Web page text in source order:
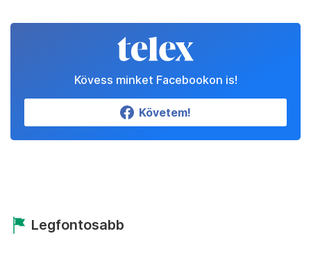
Kövess minket Facebookon is!
Követem!
Legfontosabb